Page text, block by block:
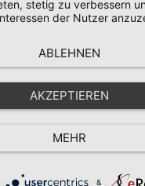
stetig zu verbessern
der Nutzer
ABLEHNEN
AKZEPTIEREN
MEHR
&